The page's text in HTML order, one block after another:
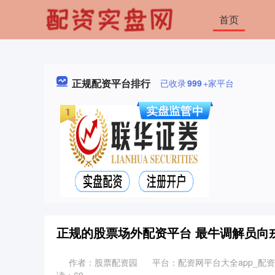
首页
正规配资平台排行 已收录999+家平台
正规的股票场外配资平台 最牛调解员
作者：股票配资园
平台：配资网平台大全app_配